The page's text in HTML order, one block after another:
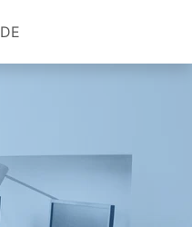
DE